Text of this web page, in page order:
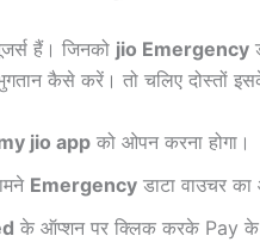
हैं। जिनको jio Emergency
कैसे करें। तो चलिए दोस्तों
jio app को ओपन करना होगा।
Emergency डाटा वाउचर
के ऑप्शन पर क्लिक करके Pay